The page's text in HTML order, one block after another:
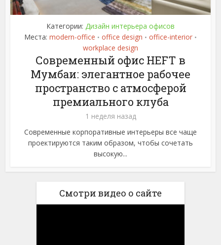
Категории: Дизайн интерьера офисов
Места: modern-office • office design • office-interior •
workplace design
Современный офис HEFT в
Мумбаи: элегантное рабочее
пространство с атмосферой
премиального клуба
1 неделя назад
Современные корпоративные интерьеры все чаще
проектируются таким образом, чтобы сочетать
высокую...
Смотри видео о сайте